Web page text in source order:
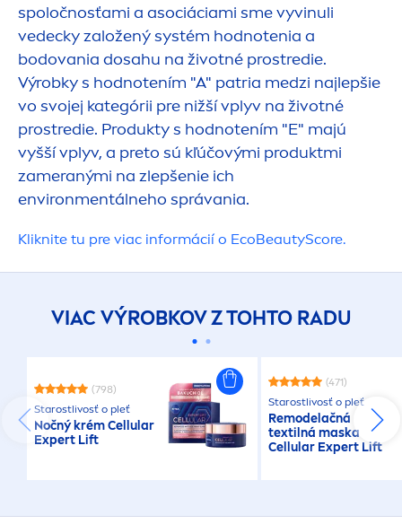
DOSAH NA
spoločnosťami a asociáciami sme vyvinuli
vedecky založený systém hodnotenia a
bodovania dosahu na životné prostredie.
Výrobky s hodnotením "A" patria medzi najlepšie
vo svojej kategórii pre nižší vplyv na životné
prostredie. Produkty s hodnotením "E" majú
vyšší vplyv, a preto sú kľúčovými produktmi
zameranými na zlepšenie ich
environmentálneho správania.
Kliknite tu pre viac informácií o EcoBeautyScore.
VIAC VÝROBKOV Z TOHTO RADU
(798)
Starostlivosť o pleť
Nočný krémCellular
Expert Lift
(471)
Starostlivosť o pleť
Remodelačná
textilná maska
Cellular Expert Lift